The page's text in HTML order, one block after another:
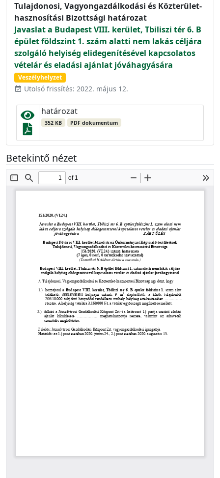
Tulajdonosi, Vagyongazdálkodási és Közterület-
hasznosítási Bizottsági határozat
Javaslat a Budapest VIII. kerület, Tbiliszi tér 6. B
épület földszint 1. szám alatti nem lakás céljára
szolgáló helyiség elidegenítésével kapcsolatos
vételár és eladási ajánlat jóváhagyására
Veszélyhelyzet
event_available Utolsó frissítés: 2022. május 12.
határozat
352 KB PDF dokumentum
Betekintő nézet